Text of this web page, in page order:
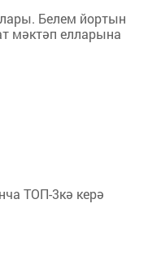
Белем йортын
мәктәп елларына
ТОП-3кә керә